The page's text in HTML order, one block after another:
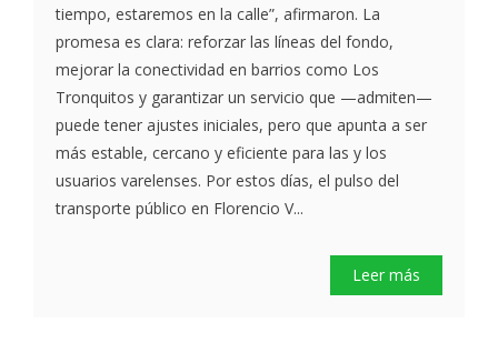
tiempo, estaremos en la calle”, afirmaron. La
promesa es clara: reforzar las líneas del fondo,
mejorar la conectividad en barrios como Los
Tronquitos y garantizar un servicio que —admiten—
puede tener ajustes iniciales, pero que apunta a ser
más estable, cercano y eficiente para las y los
usuarios varelenses. Por estos días, el pulso del
transporte público en Florencio V...
Leer más